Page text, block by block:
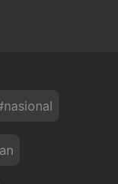
nasional